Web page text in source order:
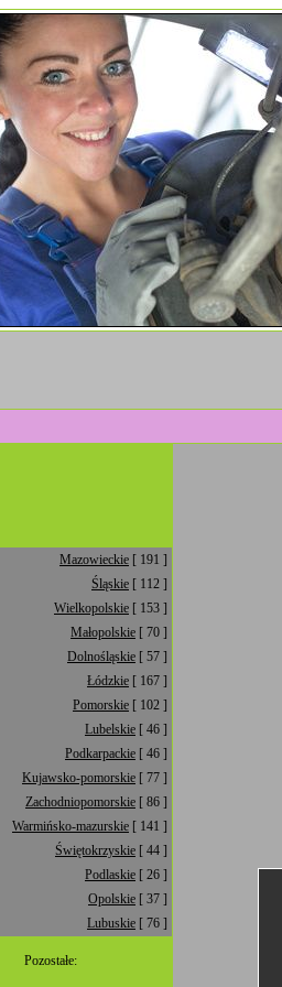
Mazowieckie [ 191 ]
Śląskie [ 112 ]
Wielkopolskie [ 153 ]
Małopolskie [ 70 ]
Dolnośląskie [ 57 ]
Łódzkie [ 167 ]
Pomorskie [ 102 ]
Lubelskie [ 46 ]
Podkarpackie [ 46 ]
Kujawsko-pomorskie [ 77 ]
Zachodniopomorskie [ 86 ]
Warmińsko-mazurskie [ 141 ]
Świętokrzyskie [ 44 ]
Podlaskie [ 26 ]
Opolskie [ 37 ]
Lubuskie [ 76 ]
Pozostałe: